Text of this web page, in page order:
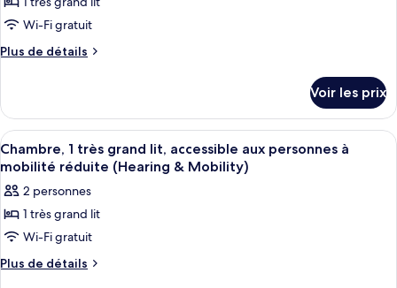
aux
personnes
à
lits,
accessible
aux
mobilité
réduite
photos
pour
ce
chambre :
Chambre,
1
très
grand
lit
(Drinks/Snacks)
Wi-Fi gratuit
Plus de détails
Plus
le
type
de
chambre
très
lit
(Drinks/Snacks)
Voir les prix
Afficher
toutes
les
photos
pour
ce
type
Une chambre d’hôtel comprenant
4
Chambre, 1 très grand lit, accessible aux personnes à
mobilité réduite (Hearing & Mobility)
2 personnes
1 très grand lit
Wi-Fi gratuit
Plus de détails
Plus